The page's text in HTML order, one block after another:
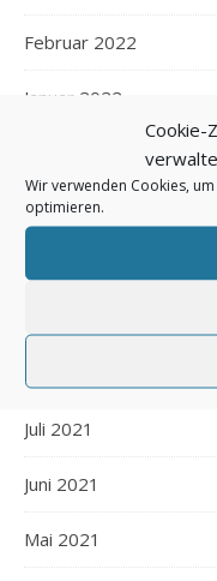
Cookie-
Wir verwenden Cookies,
optimieren.
Februar 2022
Januar 2022
Dezember 2021
November 2021
Juli 2021
Juni 2021
Mai 2021